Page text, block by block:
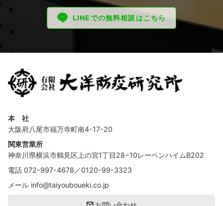
LINEでの無料相談はこちら
本 社
大阪府八尾市福万寺町南4-17-20
関東営業所
神奈川県横浜市鶴見区上の宮1丁目28−10レーベンハイムB202
電話 072-997-4678 ／0120-99-3323
メール info@taiyouboueki.co.jp